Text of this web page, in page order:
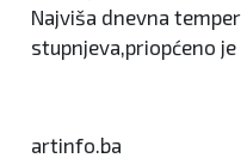
Najviša dnevna
stupnjeva,priopćeno je
artinfo.ba